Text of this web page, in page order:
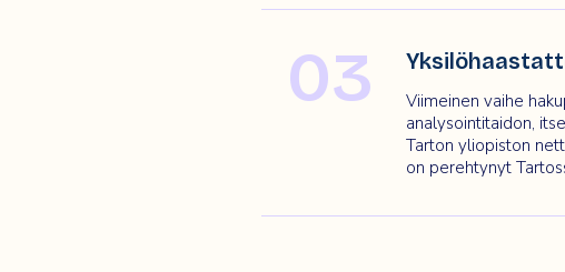
03
Viimeinen vaihe
analysointitaidon,
Tarton yliopiston
on perehtynyt